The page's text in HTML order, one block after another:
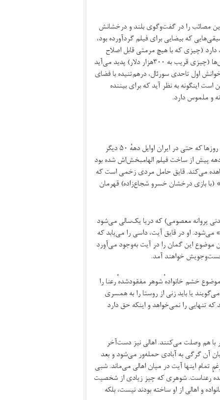
مصائب را در گفت‌وگوی بلند و درخشانش
که بیضایی برای فیلم گرد‌آورده بود،
(چیزی که با هیچ مرمتی قابل اصلاح
نیست)؛ تا کارشکنی‌هایی که بر سر راه تأمین بودجه‌ٔ سرسام‌آورش در آن سال‌ها (چیزی قریب به ۳۰۰هزار دلار) پدید می‌آید
اول تاحدی سورئال، درهم‌تنیده با فضای
اینگونه به نظر آید که برای بیننده
و ملموس دارد.
داستان فیلم ساده است: در یک روستای ساحلی (چیزی که نه در ایران این روزها که حتی در ایران اوایل دههٔ ۵۰ دیگر
پیش از ساخت فیلم الهامبخش‌اش شده بود
می‌کند. قایق حامل مردی زخمی ا‌ست که
(با بازی درخشان خسرو شجاع‌زاده) قهرمان
پروانه معصومی) که دریا یک‌سالی می‌شود
او در قایق آیت، داسی را می‌یابد که
موضوع این گمان را در آیت به‌وجود می‌آورد
جست‌وجویش خواهند آمد.
خشم خانواده‌ٔ شوهر مفقود‌شده‌ٔ رعنا را
می‌گویند یا باید زنی از روستا را به همسری
تنهایی را نمی‌خواهد و اینکه حق دارد
هم وصلت می‌کنند. اهالی نیز دست‌آخر
آن گرگی به آبادی حمله‌ور می‌شود و بعد
تمام اینها آیت در میان اهالی می‌ماند. شبی
رعناست. شوهری که چیز زیادی از شخصیت
و اهالی از او ساخته بودند نیست، بلکه